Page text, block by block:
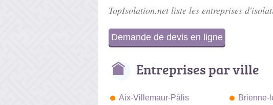
TopIsolation.net liste les entreprises
Demande de devis en ligne
Entreprises par ville
Aix-Villemaur-Pâlis
Brienne-